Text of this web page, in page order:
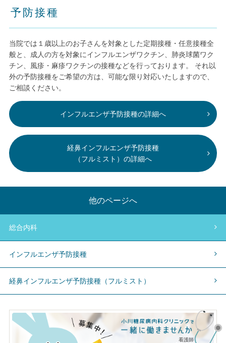
予防接種
当院では１歳以上のお子さんを対象とした定期接種・任意接種全
般と、成人の方を対象にインフルエンザワクチン、肺炎球菌ワク
チン、風疹・麻疹ワクチンの接種などを行っております。 それ以
外の予防接種をご希望の方は、可能な限り対応いたしますので、
ご相談ください。
インフルエンザ予防接種の詳細へ
経鼻インフルエンザ予防接種
（フルミスト）の詳細へ
他のページへ
総合内科
インフルエンザ予防接種
経鼻インフルエンザ予防接種（フルミスト）
看護師